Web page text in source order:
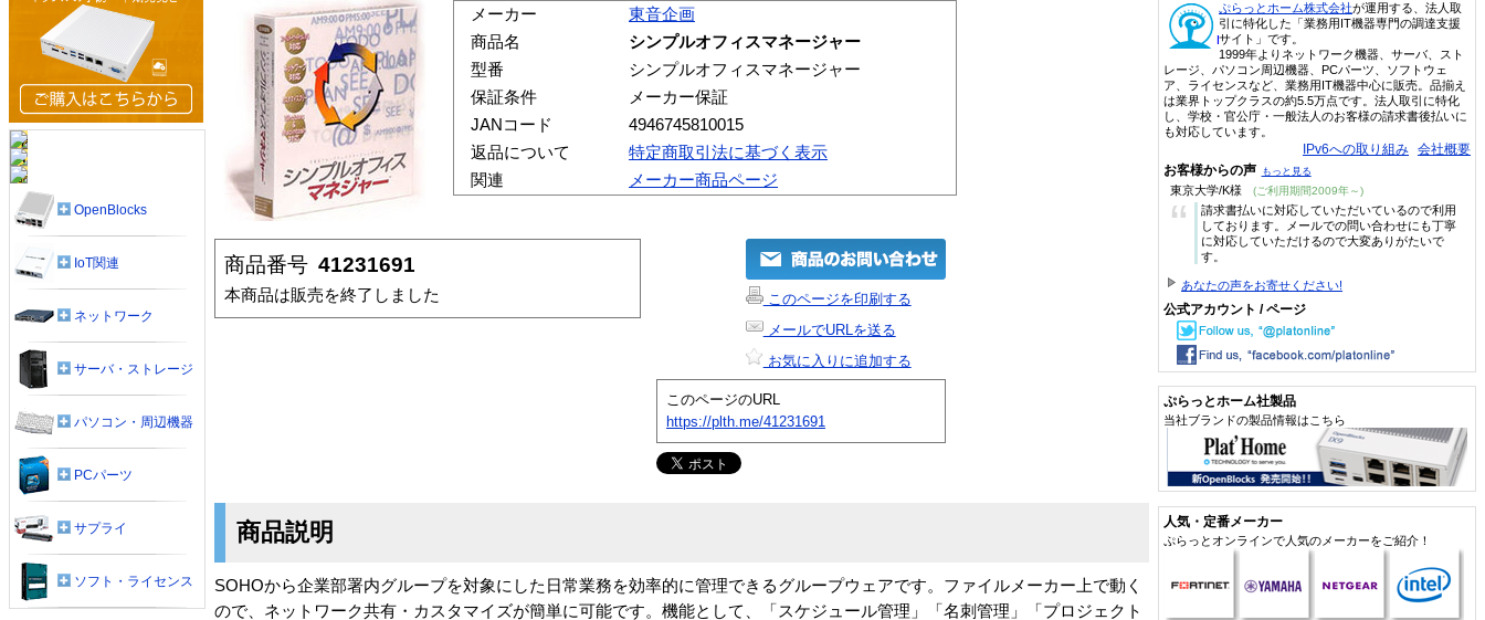
メーカー
東音企画
商品名
シンプルオフィスマネージャー
型番
シンプルオフィスマネージャー
保証条件
メーカー保証
JANコード
4946745810015
返品について
特定商取引法に基づく表示
関連
メーカー商品ページ
商品番号 41231691
本商品は販売を終了しました
このページを印刷する
メールでURLを送る
お気に入りに追加する
このページのURL
https://plth.me/41231691
商品説明
SOHOから企業部署内グループを対象にした日常業務を効率的に管理できるグループウェアです。ファイルメーカー上で動く
ので、ネットワーク共有・カスタマイズが簡単に可能です。機能として、「スケジュール管理」「名刺管理」「プロジェクト
OpenBlocks
IoT関連
ネットワーク
サーバ・ストレージ
パソコン・周辺機器
PCパーツ
サプライ
ソフト・ライセンス
ぷらっとホーム株式会社が運用する、法人取
引に特化した「業務用IT機器専門の調達支援
サイト」です。
1999年よりネットワーク機器、サーバ、スト
レージ、パソコン周辺機器、PCパーツ、ソフトウェ
ア、ライセンスなど、業務用IT機器中心に販売。品揃え
は業界トップクラスの約5.5万点です。法人取引に特化
し、学校・官公庁・一般法人のお客様の請求書後払いに
も対応しています。
IPv6への取り組み 会社概要
お客様からの声 もっと見る
東京大学/K様 (ご利用期間2009年～)
“
請求書払いに対応していただいているので利用
しております。メールでの問い合わせにも丁寧
に対応していただけるので大変ありがたいで
す。
あなたの声をお寄せください!
公式アカウント / ページ
ぷらっとホーム社製品
当社ブランドの製品情報はこちら
人気・定番メーカー
ぷらっとオンラインで人気のメーカーをご紹介！